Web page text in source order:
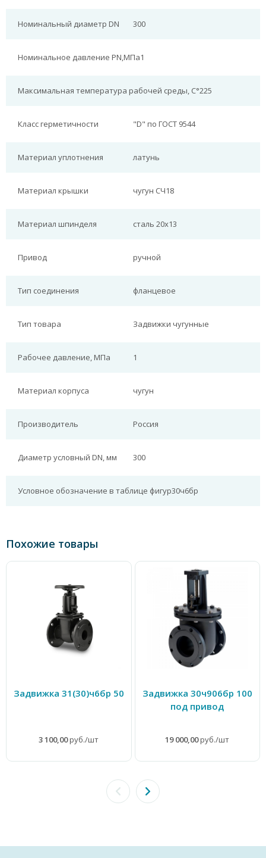
Номинальный диаметр DN 300
Номинальное давление PN,МПа1
Максимальная температура рабочей среды, С°225
Класс герметичности "D" по ГОСТ 9544
Материал уплотнения латунь
Материал крышки чугун СЧ18
Материал шпинделя сталь 20х13
Привод ручной
Тип соединения фланцевое
Тип товара Задвижки чугунные
Рабочее давление, МПа 1
Материал корпуса чугун
Производитель Россия
Диаметр условный DN, мм 300
Условное обозначение в таблице фигур30ч6бр
Похожие товары
Задвижка 31(30)ч6бр 50
3 100,00руб./шт
Задвижка 30ч906бр 100
под привод
19 000,00руб./шт